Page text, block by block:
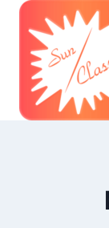
Skip
content